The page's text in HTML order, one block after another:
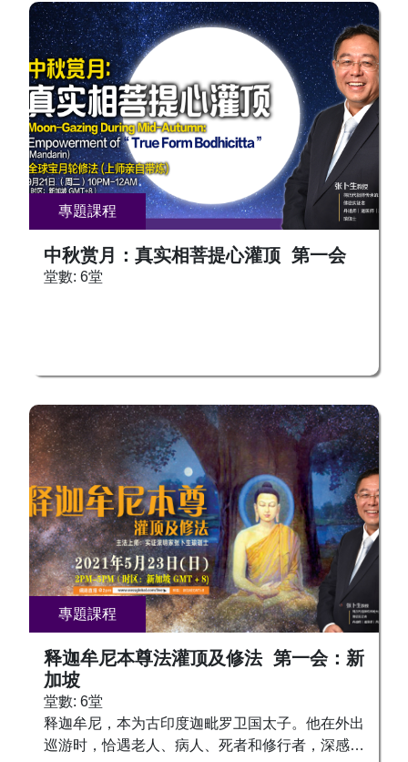
门。 普贤菩萨还有帮助众生消灾延命的法门。众
生若能如法修持与祈求，则不堕三恶道、增长寿
命，不遭夭死短命，远离恶梦、降头、恶鬼，等
等。而且能得到官位、财富，还可以求得聪明子
女。 欢迎大家踊跃报名，接受灌顶，成为本尊，
像普贤菩萨行愿第一，积聚福德资粮，助力功德圆
满，即身成佛！ 求法者可和各地工作人员联系。
接受灌顶，供养上师，可在报名时，向工作人员咨
询。 修法链接和修法群组将另外安排。 现场出席
新加坡中心的求法者需完成接种方可入场。 报名
热线： ☎️ 新加坡及其他国家：+65 8666
5557，+65 9388 1439 , +65 9146 4188 台湾：
+886 972 466 998 吉隆坡：+6017 8930090 槟
接种方可入场。 文殊师利菩萨，是佛陀的大弟
子，智慧、辩才第一。因德才超群，居菩萨之首，
故称法王子。为佛陀释迦牟尼的左胁侍，和佛陀、
普贤菩萨合称华严三圣。象征佛陀智慧的菩萨，
称“大智”，和观音“大悲”、地藏“大愿”、普贤“大
行”并称四大菩萨。其外形为顶结五髻（代表大日
如来的五智）、手持宝剑（表示智慧之利）、坐骑
为一狮子（表示智慧的威猛）形。 《文殊师利般
涅盘经》：“是文殊师利，有无量神通、无量变
现，不可具记。我今略说，为未来世盲瞑众生。若
若礼拜供养者，生生之处恒生诸佛家，为文殊师利
威神所护。是故众生，当勤系念念文殊像。念文殊
智慧咒（文殊菩萨心咒）： 嗡 啊惹 巴扎那谛 鼓励
大家积极请法，接受灌顶，成就本尊，像文殊菩萨
智慧、辩才第一，广结善缘，普渡一切有情，圆满
世间法和出世间法！ 求法者可和各地工作人员联
系。接受灌顶，供养上师，可在报名时，向工作人
员咨询。修法链接和修法群组将另外安排。现场出
席新加坡中心的求法者需完成接种方可入场。
專題課程
中秋赏月：真实相菩提心灌顶 第一会
堂數: 6堂
專題課程
释迦牟尼本尊法灌顶及修法 第一会：新
加坡
堂數: 6堂
释迦牟尼，本为古印度迦毗罗卫国太子。他在外出
巡游时，恰遇老人、病人、死者和修行者，深感人